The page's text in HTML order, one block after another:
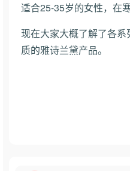
适合25-35岁的女性，在
现在大家大概了解了各
质的雅诗兰黛产品。